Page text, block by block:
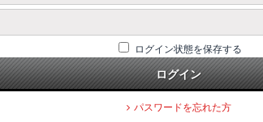
ログイン状態を保存する
ログイン
パスワードを忘れた方